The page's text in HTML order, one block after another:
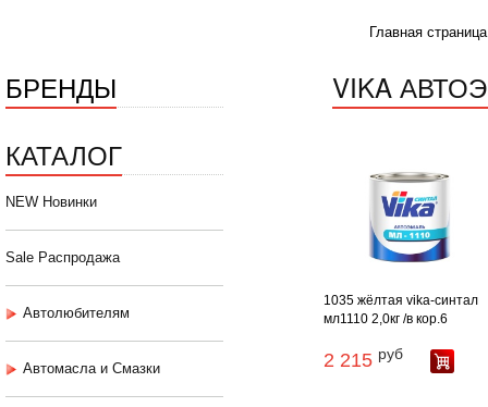
Главная страница
БРЕНДЫ
КАТАЛОГ
NEW Новинки
Sale Распродажа
Автолюбителям
Автомасла и Смазки
VIKA
1035 жёлтая vika-синтал
мл1110 2,0кг /в кор.6
2 215 руб